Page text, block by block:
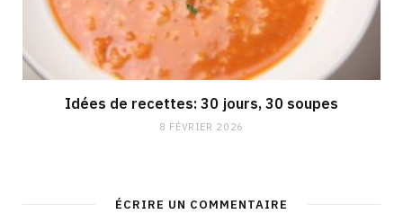
Idées de recettes: 30 jours, 30 soupes
8 FÉVRIER 2026
ÉCRIRE UN COMMENTAIRE